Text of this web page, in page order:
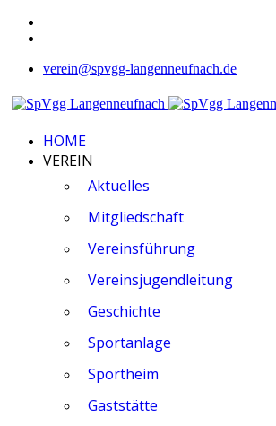
verein@spvgg-langenneufnach.de
HOME
VEREIN
Aktuelles
Mitgliedschaft
Vereinsführung
Vereinsjugendleitung
Geschichte
Sportanlage
Sportheim
Gaststätte